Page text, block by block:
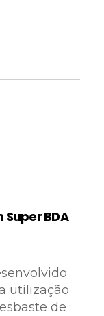
BDA
utilização
de